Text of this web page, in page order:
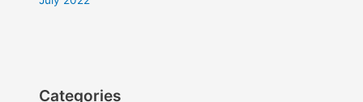
Categories